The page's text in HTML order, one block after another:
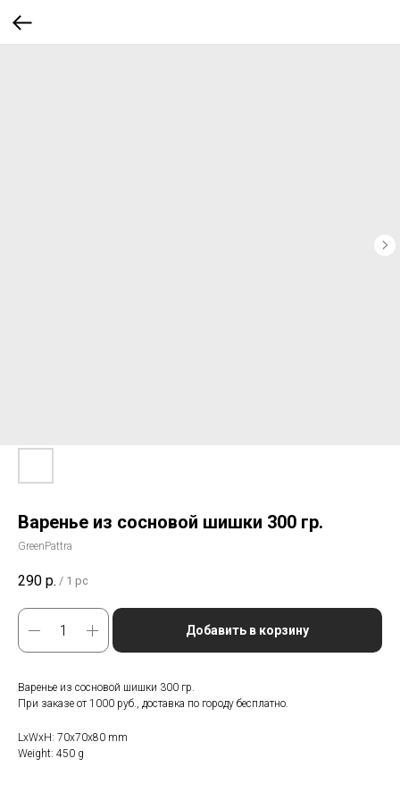
Варенье из сосновой шишки 300 гр.
GreenPattra
290 р. / 1 pc
Добавить в корзину
Варенье из сосновой шишки 300 гр.
При заказе от 1000 руб., доставка по городу бесплатно.
LxWxH: 70x70x80 mm
Weight: 450 g